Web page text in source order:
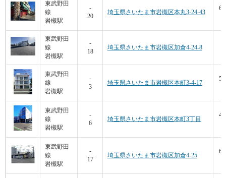
東武野田
線
岩槻駅
-
20
埼玉県さいたま市岩槻区本丸3-24-43
東武野田
線
岩槻駅
-
18
埼玉県さいたま市岩槻区加倉4-24-8
東武野田
線
岩槻駅
-
3
埼玉県さいたま市岩槻区本町3-4-17
東武野田
線
岩槻駅
-
6
埼玉県さいたま市岩槻区本町3丁目
東武野田
線
岩槻駅
-
17
埼玉県さいたま市岩槻区加倉4-25